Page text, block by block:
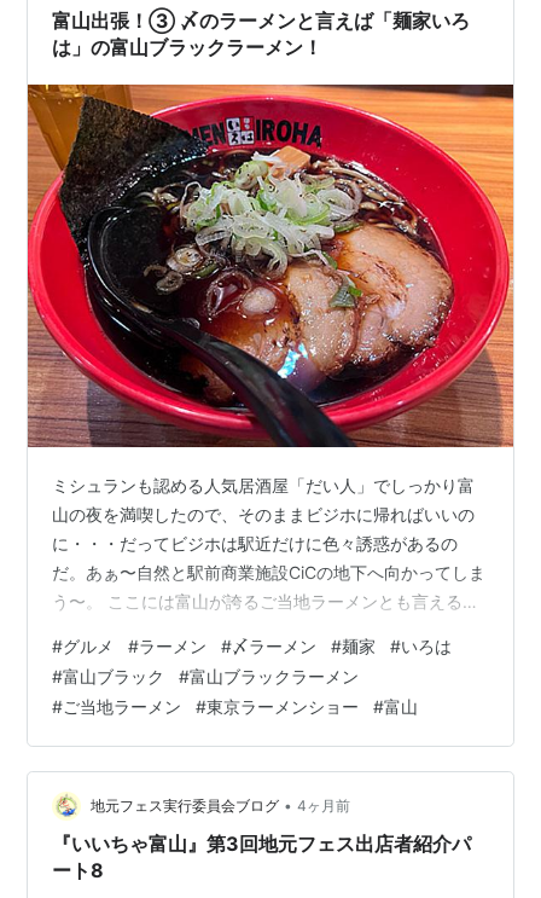
クラーメンまぜそば・クラフト…
富山出張！③ 〆のラーメンと言えば「麺家いろ
は」の富山ブラックラーメン！
ミシュランも認める人気居酒屋「だい人」でしっかり富
山の夜を満喫したので、そのままビジホに帰ればいいの
に・・・だってビジホは駅近だけに色々誘惑があるの
だ。あぁ〜自然と駅前商業施設CiCの地下へ向かってしま
う〜。 ここには富山が誇るご当地ラーメンとも言える富
だ。富山ブラックの人気店はいくつもあるが、ここいろ
ははあの日本最大級のラーメンイベント「東京ラーメン
ショー」において、通算5度の売上第1位を獲得した名店
なのだ。V5って未だ最多だからね。 っていうのも言い訳
となってしまうが中年と言われる頃までは飲んだら〆に
ラーメンは当たり前？だったもんね。っと自…
#グルメ #ラーメン #〆ラーメン #麺家 #いろは
#富山ブラック #富山ブラックラーメン
#ご当地ラーメン #東京ラーメンショー #富山
地元フェス実行委員会ブログ • 4ヶ月前
『いいちゃ富山』第3回地元フェス出店者紹介パ
ート8